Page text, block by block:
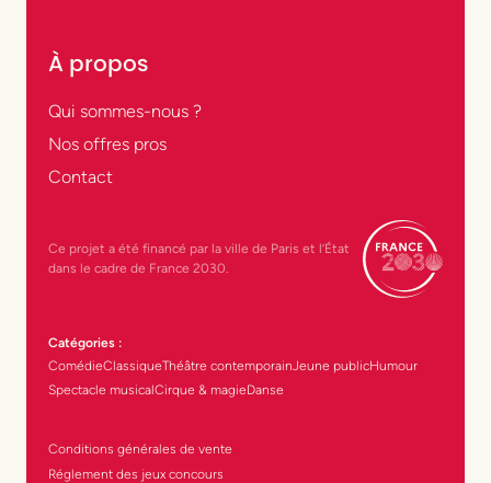
À propos
Qui sommes-nous ?
Nos offres pros
Contact
Ce projet a été financé par la ville de Paris et l’État
dans le cadre de France 2030.
Catégories :
ComédieClassiqueThéâtre contemporainJeune publicHumour
Spectacle musicalCirque & magieDanse
Conditions générales de vente
Réglement des jeux concours